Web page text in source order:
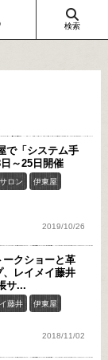
検索
で「システム手
～25日開催
ロン 伊東屋
2019/10/26
ークショーと革
レイメイ藤井
サ...
藤井 伊東屋
2018/11/02